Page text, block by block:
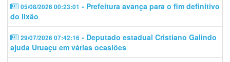
05/08/2026 00:23:01 - Prefeitura avança para o fim definitivo
do lixão
29/07/2026 07:42:16 - Deputado estadual Cristiano Galindo
ajuda Uruaçu em várias ocasiões